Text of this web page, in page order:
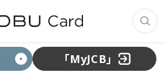
検
索
画
「MyJCB」